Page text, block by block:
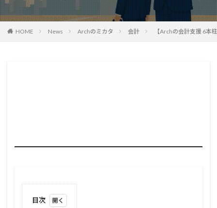
HOME News Archのミカタ 会計 【Archの会計支援 6本
目次